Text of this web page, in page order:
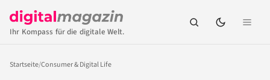
Ihr Kompass für die digitale Welt.
Startseite/Consumer & Digital Life